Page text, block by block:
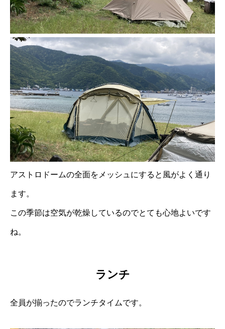
アストロドームの全面をメッシュにすると風がよく通り
ます。
この季節は空気が乾燥しているのでとても心地よいです
ね。
ランチ
全員が揃ったのでランチタイムです。